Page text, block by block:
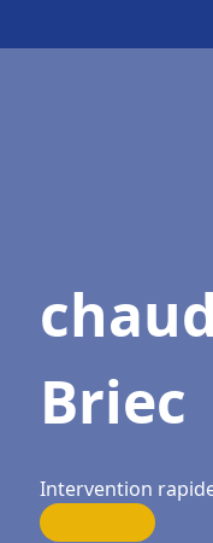
Briec
Intervention